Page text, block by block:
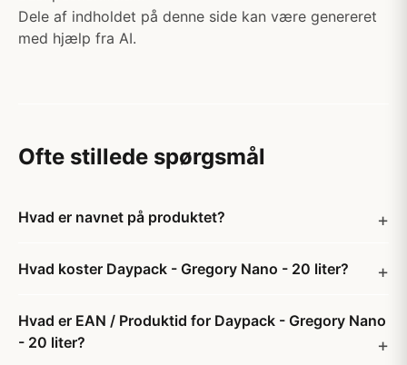
Dele af indholdet på denne side kan være genereret
med hjælp fra AI.
Ofte stillede spørgsmål
Hvad er navnet på produktet?
Hvad koster Daypack - Gregory Nano - 20 liter?
Hvad er EAN / Produktid for Daypack - Gregory Nano
- 20 liter?